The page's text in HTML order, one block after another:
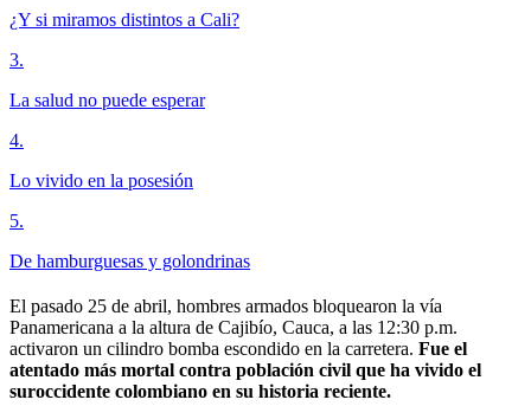
¿Y si miramos distintos a Cali?
3.
La salud no puede esperar
4.
Lo vivido en la posesión
5.
De hamburguesas y golondrinas
El pasado 25 de abril, hombres armados bloquearon la vía
Panamericana a la altura de Cajibío, Cauca, a las 12:30 p.m.
activaron un cilindro bomba escondido en la carretera. Fue el
atentado más mortal contra población civil que ha vivido el
suroccidente colombiano en su historia reciente.